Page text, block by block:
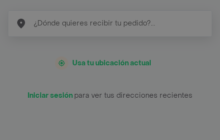
Usa tu ubicación actual
Iniciar sesión para ver tus direcciones recientes